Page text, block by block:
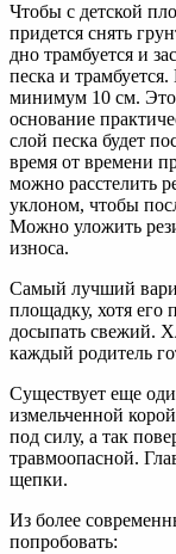
Чтобы с детской
придется снять
дно трамбуется и
песка и
минимум 10 см.
основание
слой песка будет
время от времени
можно расстелить
уклоном, чтобы
Можно уложить
износа.
Самый лучший
площадку, хотя его
досыпать свежий.
каждый родитель
Существует еще
измельченной
под силу, а так
травмоопасной.
щепки.
Из более
попробовать: